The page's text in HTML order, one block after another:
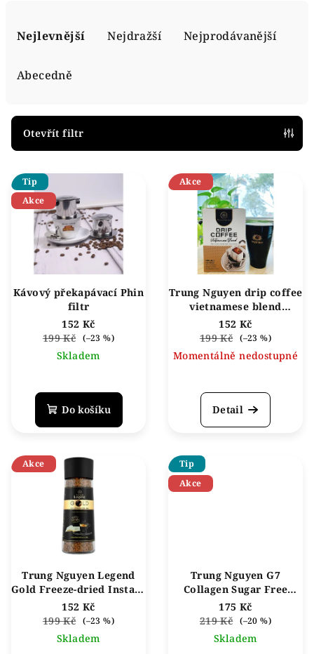
r
o
d
u
Nejlevnější Nejdražší Nejprodávanější
Abecedně
Otevřít filtr
V
ý
p
r
Tip
Akce
Kávový překapávací Phin
filtr
152 Kč
199 Kč (–23 %)
Skladem
Do košíku
Akce
Trung Nguyen drip coffee
vietnamese blend
(10x10g) 100g
152 Kč
199 Kč (–23 %)
Momentálně nedostupné
Detail
Akce
Trung Nguyen Legend
Gold Freeze-dried Instant
Coffee vietnamská
instantní káva 100g
152 Kč
199 Kč (–23 %)
Skladem
Tip
Akce
Trung Nguyen G7
Collagen Sugar Free
Instantní káva 352 g
175 Kč
219 Kč (–20 %)
Skladem